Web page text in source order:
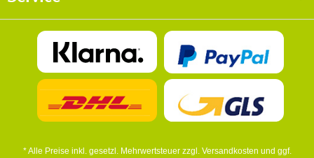
* Alle Preise inkl. gesetzl. Mehrwertsteuer zzgl. Versandkosten und ggf.